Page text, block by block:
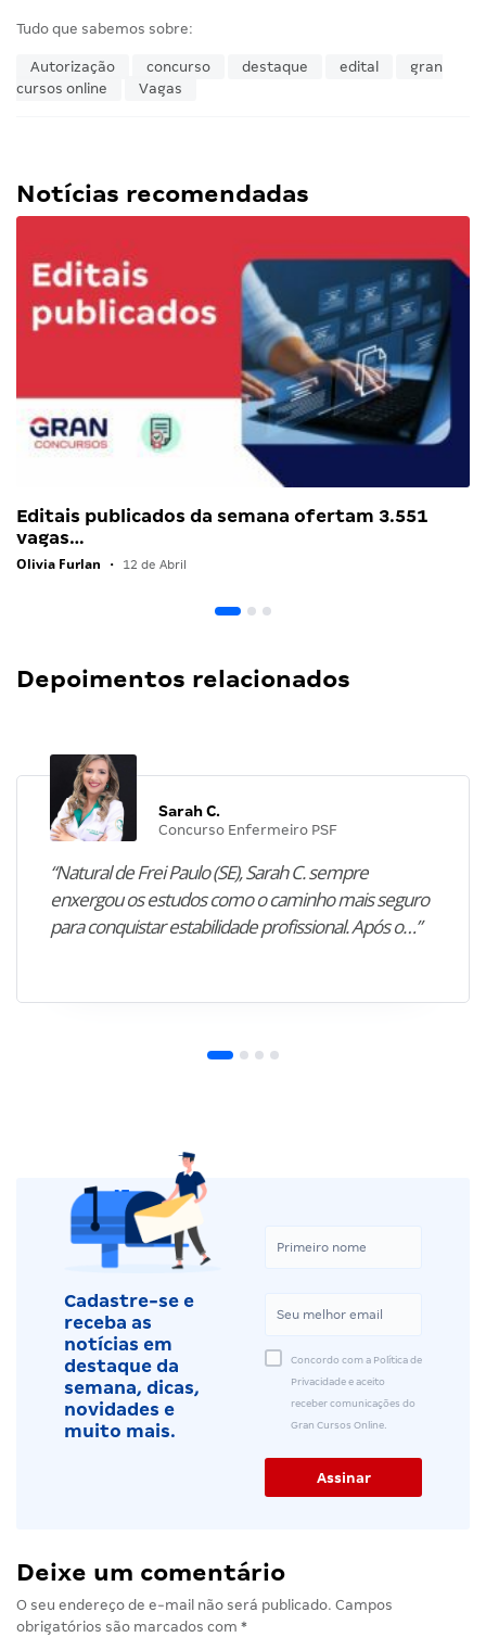
Tudo que sabemos sobre:
Autorização concurso destaque edital
gran
cursos online
Vagas
Notícias recomendadas
Editais publicados da semana ofertam 3.551
vagas…
Olivia Furlan • 12 de Abril
Depoimentos relacionados
Sarah C.
Concurso Enfermeiro PSF
“Natural de Frei Paulo (SE), Sarah C. sempre
enxergou os estudos como o caminho mais seguro
para conquistar estabilidade profissional. Após o…”
Cadastre-se e
receba as
notícias em
destaque da
semana, dicas,
novidades e
muito mais.
Concordo com a Política de
Privacidade e aceito
receber comunicações do
Gran Cursos Online.
Deixe um comentário
O seu endereço de e-mail não será publicado. Campos
obrigatórios são marcados com *